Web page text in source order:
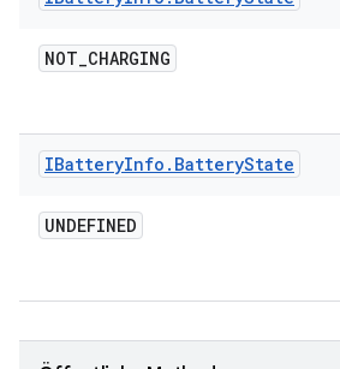
NOT_CHARGING
IBatteryInfo . BatteryState
UNDEFINED